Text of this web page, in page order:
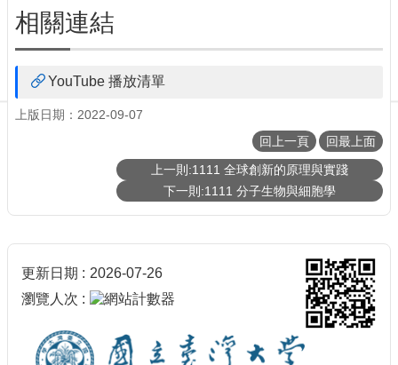
相關連結
YouTube 播放清單
上版日期：2022-09-07
回上一頁
回最上面
上一則:1111 全球創新的原理與實踐
下一則:1111 分子生物與細胞學
更新日期
2026-07-26
瀏覽人次